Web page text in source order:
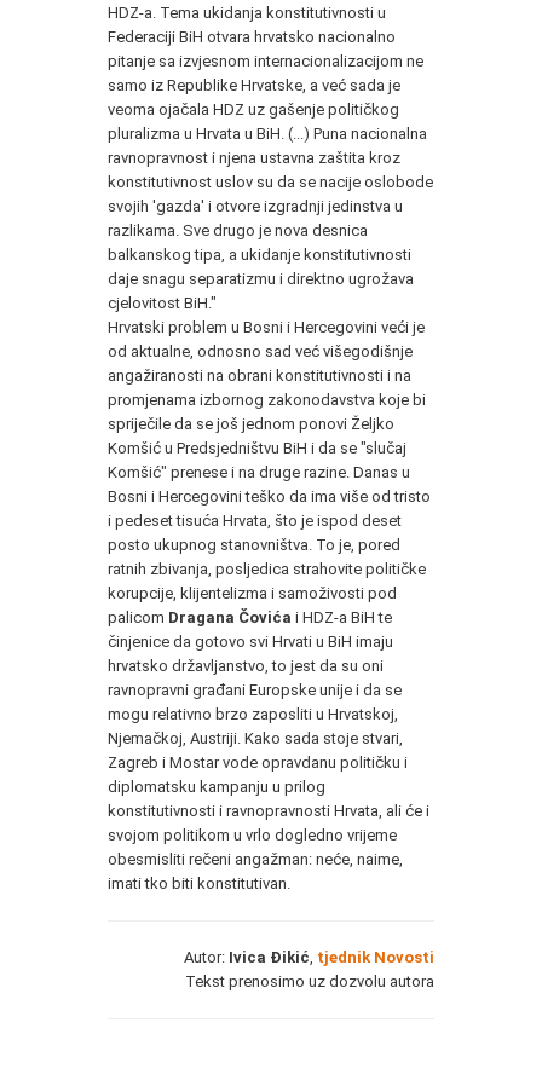
HDZ-a. Tema ukidanja konstitutivnosti u
Federaciji BiH otvara hrvatsko nacionalno
pitanje sa izvjesnom internacionalizacijom ne
samo iz Republike Hrvatske, a već sada je
veoma ojačala HDZ uz gašenje političkog
pluralizma u Hrvata u BiH. (...) Puna nacionalna
ravnopravnost i njena ustavna zaštita kroz
konstitutivnost uslov su da se nacije oslobode
svojih 'gazda' i otvore izgradnji jedinstva u
razlikama. Sve drugo je nova desnica
balkanskog tipa, a ukidanje konstitutivnosti
daje snagu separatizmu i direktno ugrožava
cjelovitost BiH."
Hrvatski problem u Bosni i Hercegovini veći je
od aktualne, odnosno sad već višegodišnje
angažiranosti na obrani konstitutivnosti i na
promjenama izbornog zakonodavstva koje bi
spriječile da se još jednom ponovi Željko
Komšić u Predsjedništvu BiH i da se "slučaj
Komšić" prenese i na druge razine. Danas u
Bosni i Hercegovini teško da ima više od tristo
i pedeset tisuća Hrvata, što je ispod deset
posto ukupnog stanovništva. To je, pored
ratnih zbivanja, posljedica strahovite političke
korupcije, klijentelizma i samoživosti pod
palicom Dragana Čovića i HDZ-a BiH te
činjenice da gotovo svi Hrvati u BiH imaju
hrvatsko državljanstvo, to jest da su oni
ravnopravni građani Europske unije i da se
mogu relativno brzo zaposliti u Hrvatskoj,
Njemačkoj, Austriji. Kako sada stoje stvari,
Zagreb i Mostar vode opravdanu političku i
diplomatsku kampanju u prilog
konstitutivnosti i ravnopravnosti Hrvata, ali će i
svojom politikom u vrlo dogledno vrijeme
obesmisliti rečeni angažman: neće, naime,
imati tko biti konstitutivan.
Autor: Ivica Đikić tjednik Novosti
Tekst prenosimo uz dozvolu autora